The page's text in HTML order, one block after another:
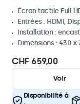
Écran tactile Full
Entrées : HDMI,
Installation :
Dimensions : 430 x
CHF 659,00
Voir
Disponibilité à